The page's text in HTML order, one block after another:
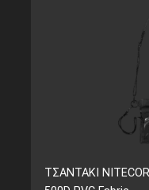
ΤΣΑΝΤΑΚΙ